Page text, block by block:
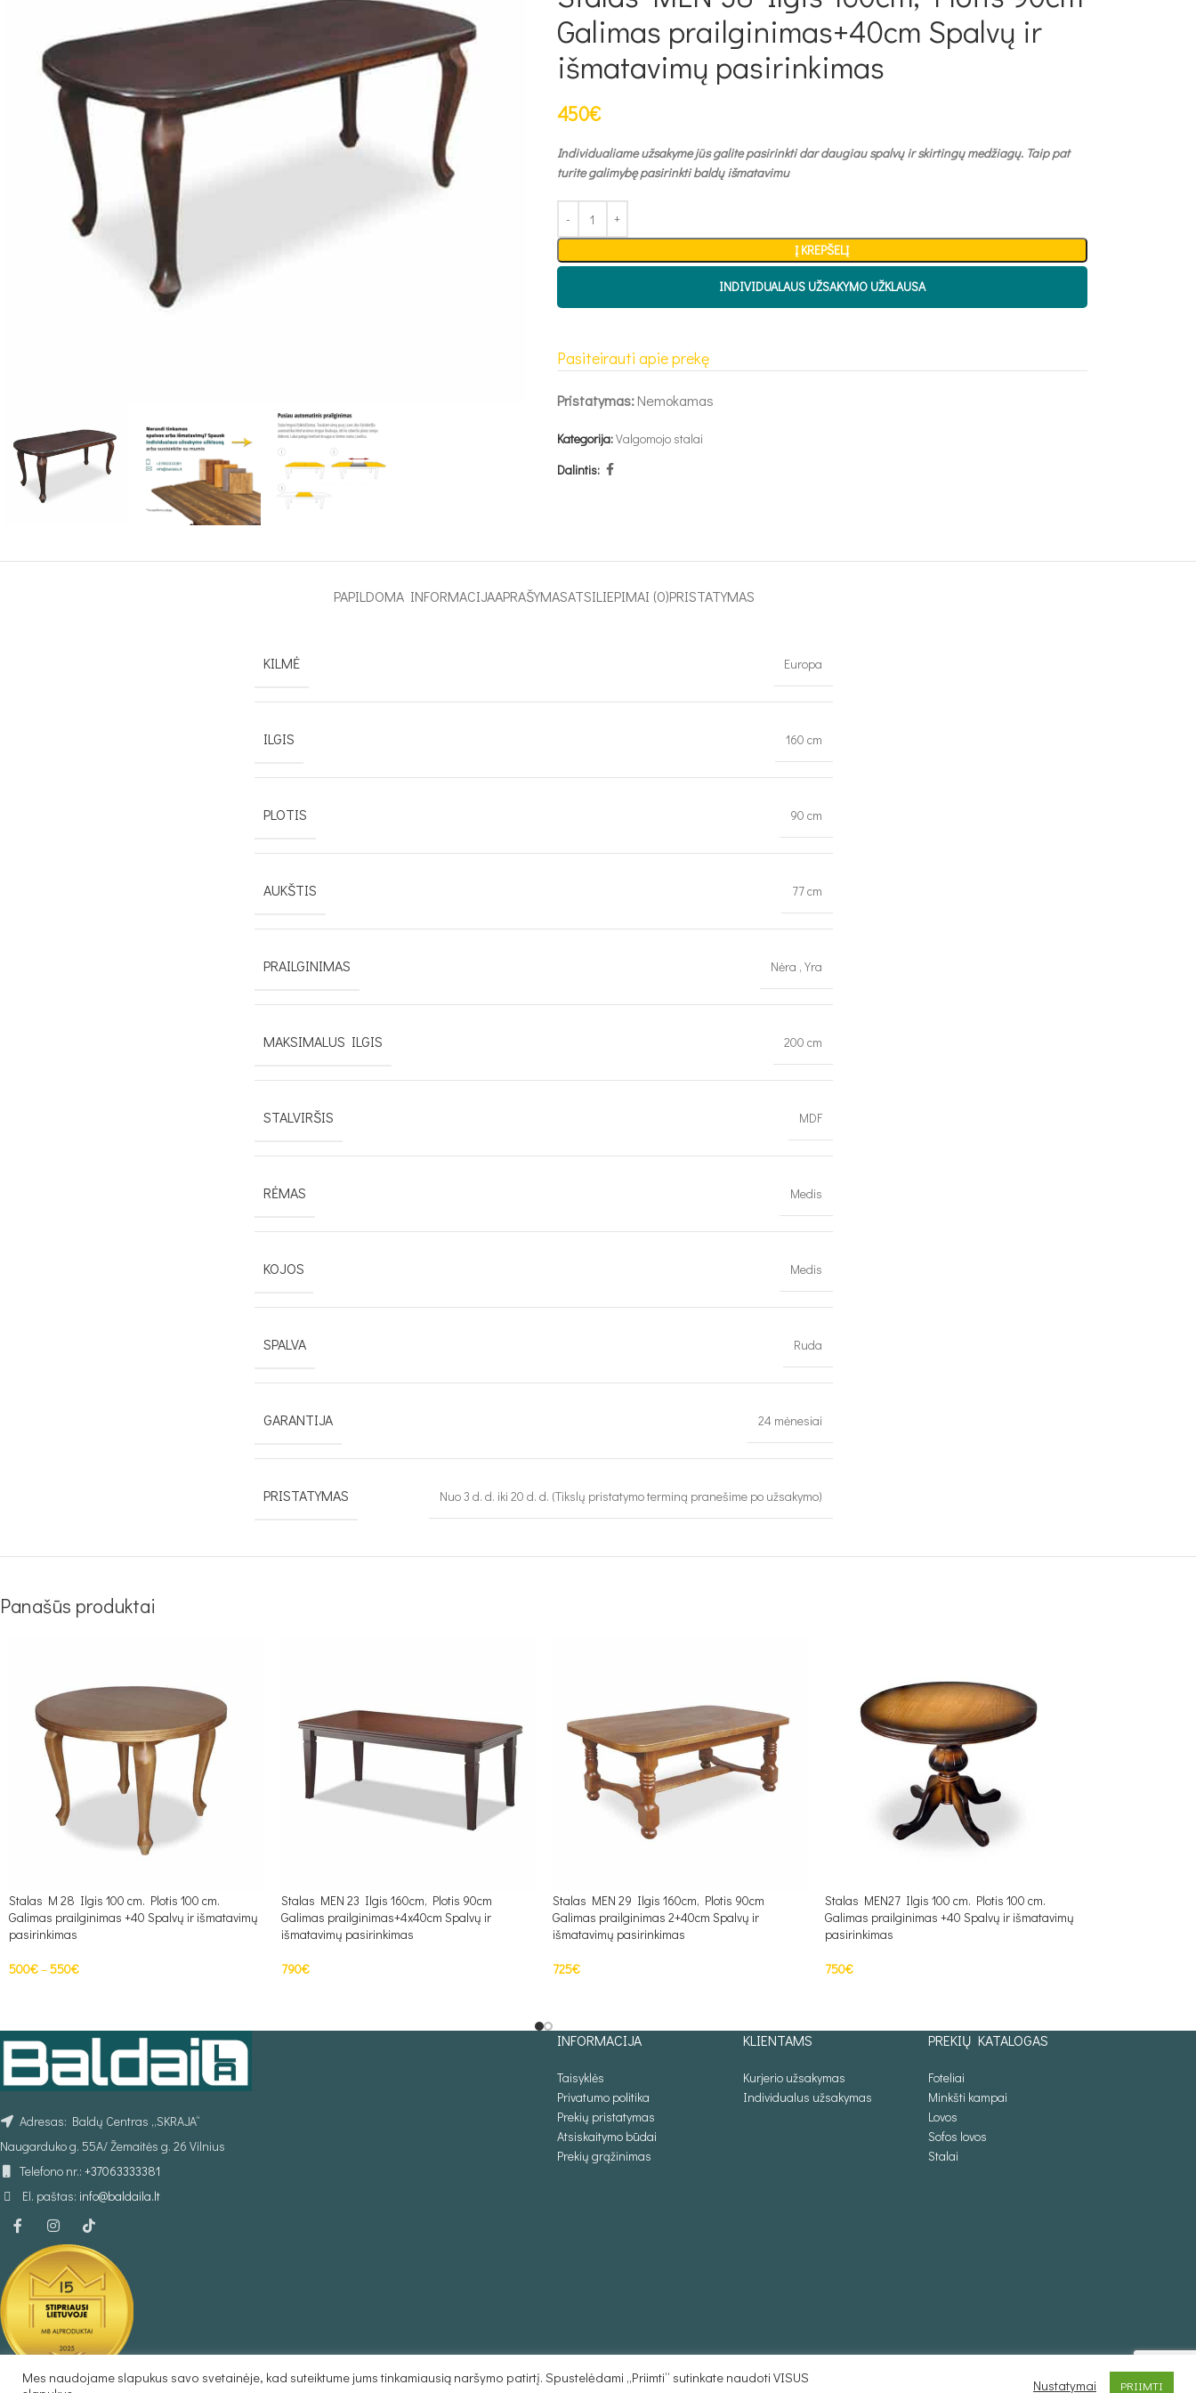
Galimas prailginimas+40cm Spalvų ir
išmatavimų pasirinkimas
450€
Individualiame užsakyme jūs galite pasirinkti dar daugiau spalvų ir skirtingų medžiagų. Taip pat
turite galimybę pasirinkti baldų išmatavimu
Į KREPŠELĮ
INDIVIDUALAUS UŽSAKYMO UŽKLAUSA
Pasiteirauti apie prekę
Pristatymas:Nemokamas
Kategorija:Valgomojo stalai
Dalintis:
PAPILDOMA INFORMACIJAAPRAŠYMASATSILIEPIMAI (0)PRISTATYMAS
KILMĖ Europa
ILGIS 160 cm
PLOTIS 90 cm
AUKŠTIS 77 cm
PRAILGINIMAS Nėra , Yra
MAKSIMALUS ILGIS 200 cm
STALVIRŠIS MDF
RĖMAS Medis
KOJOS Medis
SPALVA Ruda
GARANTIJA 24 mėnesiai
PRISTATYMAS Nuo 3 d. d. iki 20 d. d. (Tikslų pristatymo terminą pranešime po užsakymo)
Panašūs produktai
Stalas M 28 Ilgis 100 cm. Plotis 100 cm.
Galimas prailginimas +40 Spalvų ir išmatavimų
pasirinkimas
500€–550€
Stalas MEN 23 Ilgis 160cm, Plotis 90cm
Galimas prailginimas+4x40cm Spalvų ir
išmatavimų pasirinkimas
790€
Stalas MEN 29 Ilgis 160cm, Plotis 90cm
Galimas prailginimas 2+40cm Spalvų ir
išmatavimų pasirinkimas
725€
Stalas MEN27 Ilgis 100 cm. Plotis 100 cm.
Galimas prailginimas +40 Spalvų ir išmatavimų
pasirinkimas
750€
Adresas: Baldų Centras „SKRAJA“
Naugarduko g. 55A/ Žemaitės g. 26 Vilnius
Telefono nr.: +37063333381
El. paštas: info@baldaila.lt
INFORMACIJA
Taisyklės
Privatumo politika
Prekių pristatymas
Atsiskaitymo būdai
Prekių grąžinimas
KLIENTAMS
Kurjerio užsakymas
Individualus užsakymas
PREKIŲ KATALOGAS
Foteliai
Minkšti kampai
Lovos
Sofos lovos
Stalai
Baldaila.lt © 2025
Mes naudojame slapukus savo svetainėje, kad suteiktume jums tinkamiausią naršymo patirtį. Spustelėdami „Priimti“ sutinkate naudoti VISUS
Nustatymai PRIIMTI